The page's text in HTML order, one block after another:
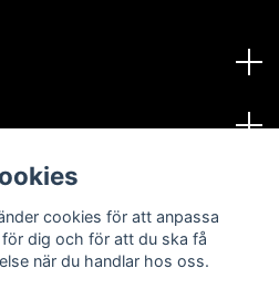
cookies för att anpassa
dig och för att du ska få
när du handlar hos oss.